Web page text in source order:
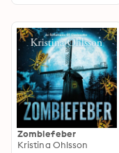
Zombiefeber
Kristina Ohlsson